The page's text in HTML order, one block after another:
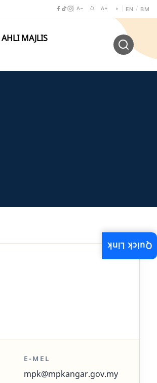
A− ↺ A+ ◑ EN / BM
AHLI MAJLIS
E-MEL
mpk@mpkangar.gov.my
Quick Link